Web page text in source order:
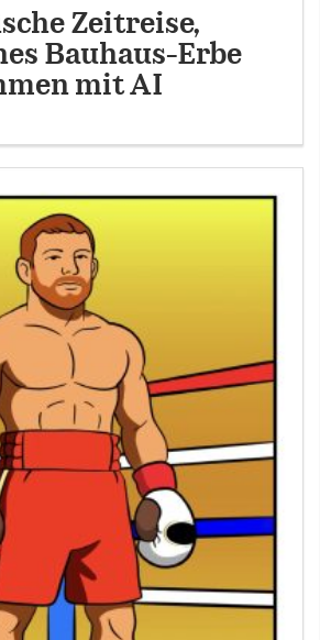
Zeitreise,
Bauhaus-Erbe
mit AI